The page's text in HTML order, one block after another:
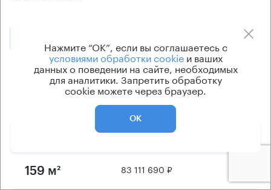
Предложения по продаже в этом здании:
Арендная плата
76 400 060 ₽
159 м² 83 111 690 ₽
Нажмите “ОК”, если вы соглашаетесь с
условиями обработки cookieи ваших
данных о поведении на сайте, необходимых
для аналитики. Запретить обработку
cookie можете через браузер.
ОК